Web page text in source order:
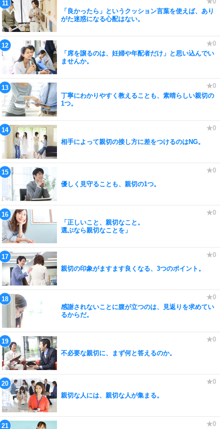
「良かったら」というクッション言葉を使えば、あり
がた迷惑になる心配はない。
「席を譲るのは、妊婦や年配者だけ」と思い込んでい
ませんか。
丁寧にわかりやすく教えることも、素晴らしい親切の
1つ。
相手によって親切の接し方に差をつけるのはNG。
優しく見守ることも、親切の1つ。
「正しいこと、親切なこと。
選ぶなら親切なことを」
親切の印象がますます良くなる、3つのポイント。
感謝されないことに腹が立つのは、見返りを求めてい
るからだ。
不必要な親切に、まず何と答えるのか。
親切な人には、親切な人が集まる。